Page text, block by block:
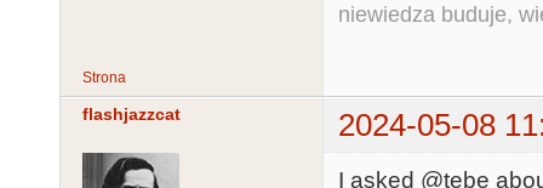
niewiedza buduje,
Strona
flashjazzcat 2024-05-08
I asked @tebe